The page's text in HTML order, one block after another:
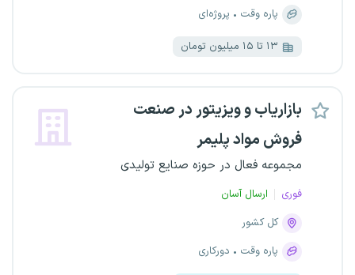
پاره وقت پروژه‌ای
۱۳ تا ۱۵ میلیون تومان
بازاریاب و ویزیتور در صنعت
فروش مواد پلیمر
مجموعه فعال در حوزه صنایع تولیدی
فوری
ارسال آسان
کل کشور
پاره وقت
دورکاری